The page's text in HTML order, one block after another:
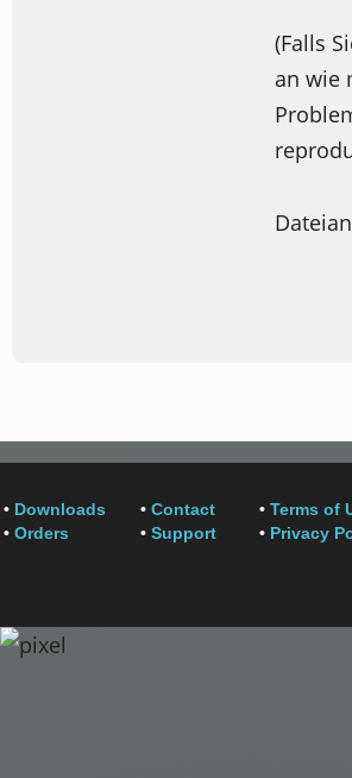
(Falls
an wie
• Downloads
• Orders
• Contact
• Support
• Terms of
• Privacy